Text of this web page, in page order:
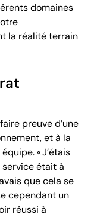
domaines
la réalité terrain
preuve d’une
et à la
« J’étais
était à
que cela se
cependant un
réussi à